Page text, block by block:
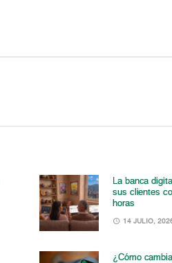
La banca
sus clientes
horas
14 JULIO,
¿Cómo